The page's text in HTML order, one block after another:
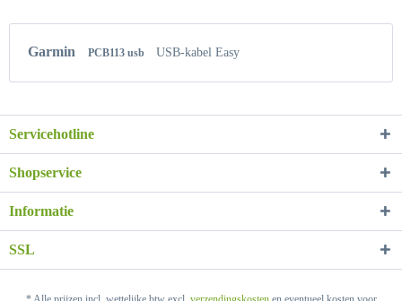
Garmin PCB113 usb USB-kabel Easy
Servicehotline
Shopservice
Informatie
SSL